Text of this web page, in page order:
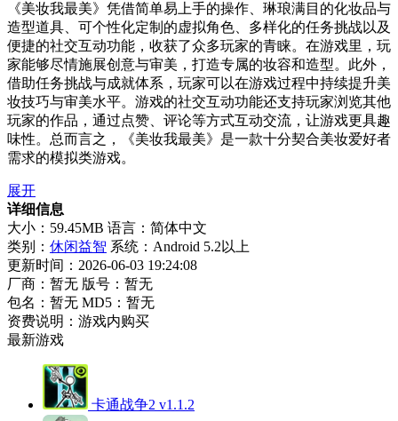
《美妆我最美》凭借简单易上手的操作、琳琅满目的化妆品与
造型道具、可个性化定制的虚拟角色、多样化的任务挑战以及
便捷的社交互动功能，收获了众多玩家的青睐。在游戏里，玩
家能够尽情施展创意与审美，打造专属的妆容和造型。此外，
借助任务挑战与成就体系，玩家可以在游戏过程中持续提升美
妆技巧与审美水平。游戏的社交互动功能还支持玩家浏览其他
玩家的作品，通过点赞、评论等方式互动交流，让游戏更具趣
味性。总而言之，《美妆我最美》是一款十分契合美妆爱好者
需求的模拟类游戏。
展开
详细信息
大小：59.45MB 语言：简体中文
类别： 休闲益智 系统：Android 5.2以上
更新时间：2026-06-03 19:24:08
厂商：暂无 版号：暂无
包名：暂无 MD5：暂无
资费说明：游戏内购买
最新游戏
卡通战争2 v1.1.2